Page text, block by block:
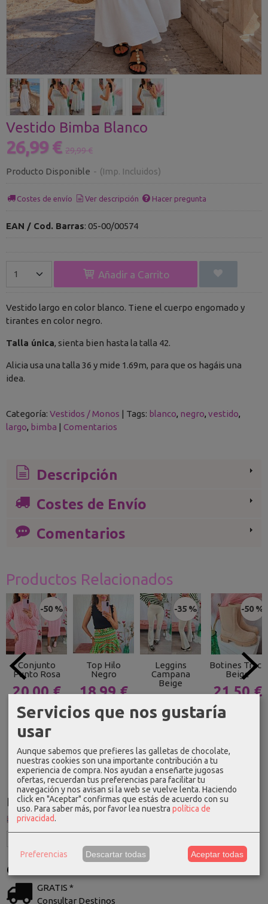
Idioma
Costes de Envío
GRATIS *
Consultar Destinos
Vestido Bimba Blanco
26,99 € 29,99 €
Producto Disponible - (Imp. Incluidos)
Costes de envío Ver descripción Hacer pregunta
EAN / Cod. Barras: 05-00/00574
Añadir a Carrito
Vestido largo en color blanco. Tiene el cuerpo engomado y
tirantes en color negro.
Talla única, sienta bien hasta la talla 42.
Alicia usa una talla 36 y mide 1.69m, para que os hagáis una
idea.
Categoría: Vestidos / Monos Tags: blanco negro vestido
largo bimba Comentarios
Descripción
Costes de Envío
Comentarios
Productos Relacionados
-50 %
Conjunto
Punto Rosa
20,00 €
39,99 €
Top Hilo
Negro
18,99 €
-35 %
Leggins
Campana
Beige
22,99 €
-50 %
Botines Track
Beige
21,50 €
42,99 €
Servicios que nos gustaría
usar
Aunque sabemos que prefieres las galletas de chocolate,
nuestras cookies son una importante contribución a tu
experiencia de compra. Nos ayudan a enseñarte jugosas
ofertas, recuerdan tus preferencias para facilitar tu
navegación y nos avisan si la web se vuelve lenta. Haciendo
click en "Aceptar" confirmas que estás de acuerdo con su
uso. Para saber más, por favor lea nuestra política de
privacidad.
Preferencias Descartar todas Aceptar todas